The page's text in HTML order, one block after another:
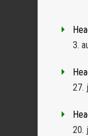
3.
27.
20.